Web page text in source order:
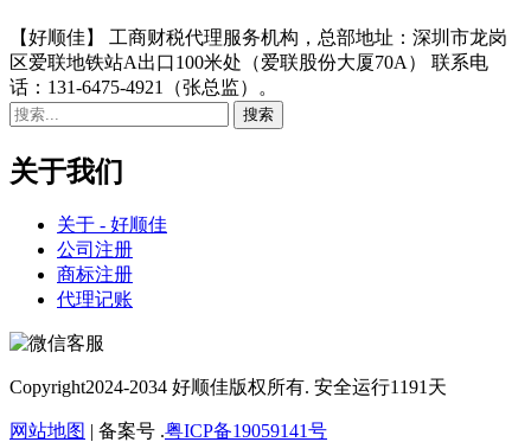
【好顺佳】 工商财税代理服务机构，总部地址：深圳市龙岗
区爱联地铁站A出口100米处（爱联股份大厦70A） 联系电
话：131-6475-4921（张总监）。
关于我们
关于 - 好顺佳
公司注册
商标注册
代理记账
Copyright2024-2034 好顺佳版权所有. 安全运行1191天
网站地图 | 备案号 .粤ICP备19059141号